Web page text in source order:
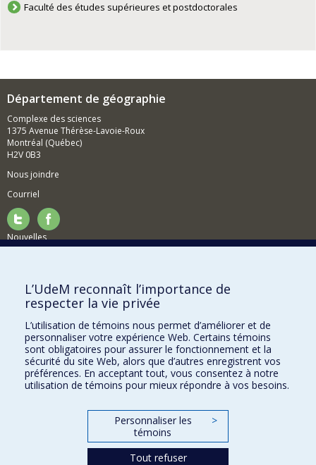
Faculté des études supérieures et postdoctorales
Département de géographie
Complexe des sciences
1375 Avenue Thérèse-Lavoie-Roux
Montréal (Québec)
H2V 0B3
Nous joindre
Courriel
Nouvelles
Comment soutenir le Département?
BESOIN D'AIDE?
Plan du site
Signaler une erreur
Accessibilité
FACULTÉ DES ARTS ET DES SCIENCES
Nos départements et écoles
L’UdeM reconnaît l’importance de
respecter la vie privée
L’utilisation de témoins nous permet d’améliorer et de
personnaliser votre expérience Web. Certains témoins
sont obligatoires pour assurer le fonctionnement et la
sécurité du site Web, alors que d’autres enregistrent vos
préférences. En acceptant tout, vous consentez à notre
utilisation de témoins pour mieux répondre à vos besoins.
Personnaliser les
témoins
>
Tout refuser